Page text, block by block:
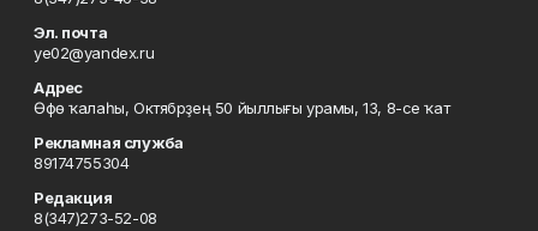
Эл. почта
ye02@yandex.ru
Адрес
Өфө ҡалаһы, Октябрҙең 50 йыллығы урамы, 13, 8-се ҡат
Рекламная служба
89174755304
Редакция
8(347)273-52-08